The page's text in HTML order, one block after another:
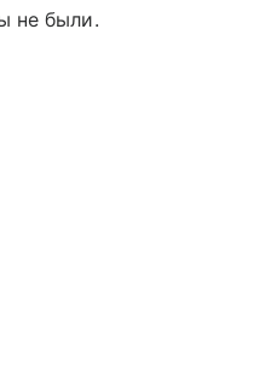
не были.